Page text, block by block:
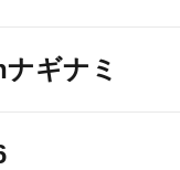
ギナミ